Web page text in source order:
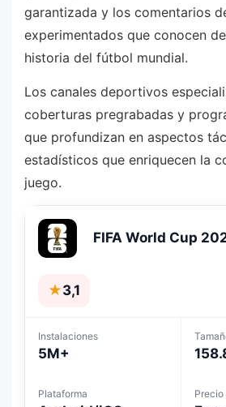
garantizada y los comentarios
experimentados que conocen
historia del fútbol mundial.
Los canales deportivos
coberturas pregrabadas y
que profundizan en aspectos
estadísticos que enriquecen la
juego.
FIFA World Cup
★3,1
Instalaciones
5M+
Plataforma Precio